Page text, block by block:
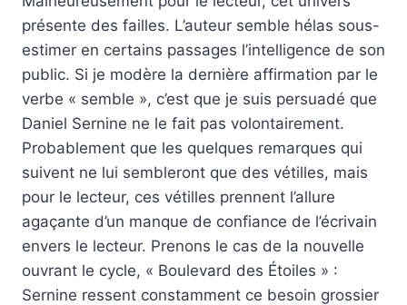
présente des failles. L’auteur semble hélas sous-
estimer en certains passages l’intelligence de son
public. Si je modère la dernière affirmation par le
verbe « semble », c’est que je suis persuadé que
Daniel Sernine ne le fait pas volontairement.
Probablement que les quelques remarques qui
suivent ne lui sembleront que des vétilles, mais
pour le lecteur, ces vétilles prennent l’allure
agaçante d’un manque de confiance de l’écrivain
envers le lecteur. Prenons le cas de la nouvelle
ouvrant le cycle, « Boulevard des Étoiles » :
Sernine ressent constamment ce besoin grossier